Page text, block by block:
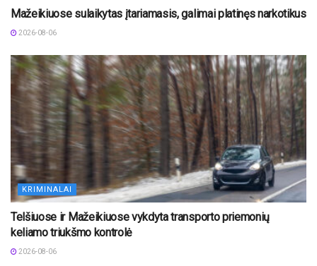
Mažeikiuose sulaikytas įtariamasis, galimai platinęs narkotikus
2026-08-06
KRIMINALAI
Telšiuose ir Mažeikiuose vykdyta transporto priemonių
keliamo triukšmo kontrolė
2026-08-06